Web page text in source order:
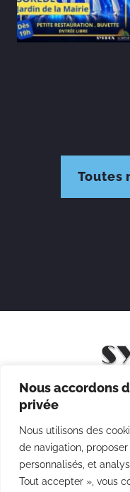
Nous accordons
privée
Nous utilisons des
de navigation,
personnalisés, et
Tout accepter », vous
Toutes